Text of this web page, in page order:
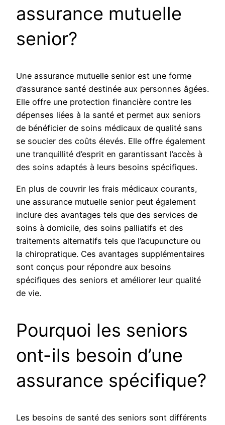
assurance mutuelle
senior?
Une assurance mutuelle senior est une forme
d’assurance santé destinée aux personnes âgées.
Elle offre une protection financière contre les
dépenses liées à la santé et permet aux seniors
de bénéficier de soins médicaux de qualité sans
se soucier des coûts élevés. Elle offre également
une tranquillité d’esprit en garantissant l’accès à
des soins adaptés à leurs besoins spécifiques.
En plus de couvrir les frais médicaux courants,
une assurance mutuelle senior peut également
inclure des avantages tels que des services de
soins à domicile, des soins palliatifs et des
traitements alternatifs tels que l’acupuncture ou
la chiropratique. Ces avantages supplémentaires
sont conçus pour répondre aux besoins
spécifiques des seniors et améliorer leur qualité
de vie.
Pourquoi les seniors
ont-ils besoin d’une
assurance spécifique?
Les besoins de santé des seniors sont différents